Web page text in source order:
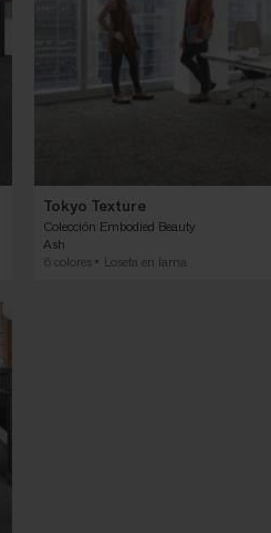
Tokyo Texture
Colección Embodied Beauty
Ash
6 colores
Loseta en lama